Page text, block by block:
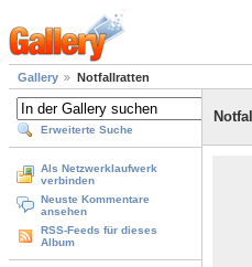
Gallery Notfallratten
Erweiterte Suche
Als Netzwerklaufwerk
verbinden
Neuste Kommentare
ansehen
RSS-Feeds für dieses
Album